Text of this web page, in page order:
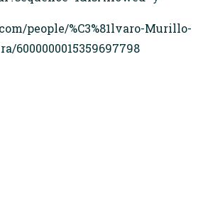
people/%C3%81lvaro-Murillo-
6000000015359697798